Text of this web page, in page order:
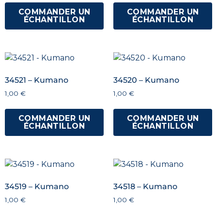
COMMANDER UN
ÉCHANTILLON
COMMANDER UN
ÉCHANTILLON
34521 – Kumano
1,00 €
COMMANDER UN
ÉCHANTILLON
34520 – Kumano
1,00 €
COMMANDER UN
ÉCHANTILLON
34519 – Kumano
1,00 €
34518 – Kumano
1,00 €